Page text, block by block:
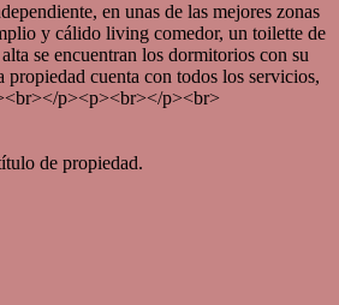
en unas de las mejores zonas
y cálido living comedor, un toilette de
se encuentran los dormitorios con su
cuenta con todos los servicios,
p><p><br></p><br>
de propiedad.